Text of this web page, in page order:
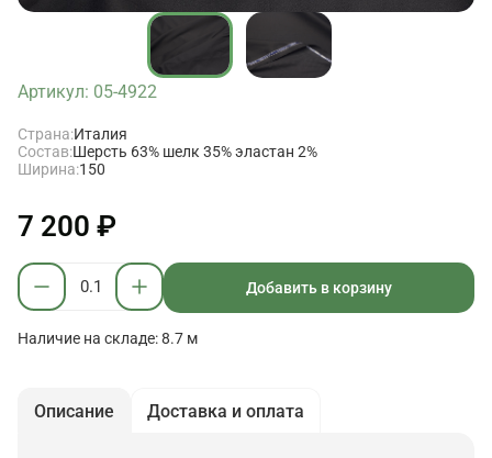
Артикул: 05-4922
Страна:Италия
Состав:Шерсть 63% шелк 35% эластан 2%
Ширина:150
7 200 ₽
Добавить в корзину
Наличие на складе: 8.7 м
Описание Доставка и оплата